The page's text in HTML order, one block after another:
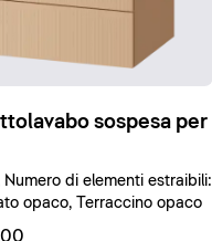
sospesa per
Numero di elementi estraibili:
opaco, Terraccino opaco